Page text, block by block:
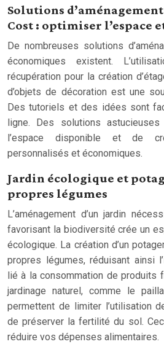
Solutions
Cost : optimiser l’espace
De nombreuses solutions
économiques existent.
récupération pour la création
d’objets de décoration est une
Des tutoriels et des idées sont
ligne. Des solutions astucieuses
l’espace disponible et de
personnalisés et économiques.
Jardin écologique et
propres légumes
L’aménagement d’un jardin
favorisant la biodiversité crée un
écologique. La création d’un
propres légumes, réduisant ainsi
lié à la consommation de produits
jardinage naturel, comme le
permettent de limiter l’utilisation
de préserver la fertilité du sol.
réduire vos dépenses alimentaires.